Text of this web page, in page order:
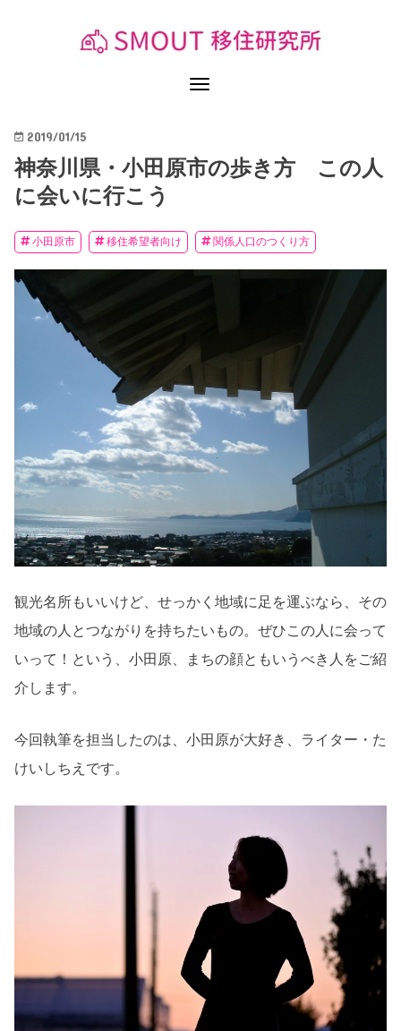
2019/01/15
神奈川県・小田原市の歩き方 この人
に会いに行こう
小田原市 移住希望者向け 関係人口のつくり方
観光名所もいいけど、せっかく地域に足を運ぶなら、その
地域の人とつながりを持ちたいもの。ぜひこの人に会って
いって！という、小田原、まちの顔ともいうべき人をご紹
介します。
今回執筆を担当したのは、小田原が大好き、ライター・た
けいしちえです。